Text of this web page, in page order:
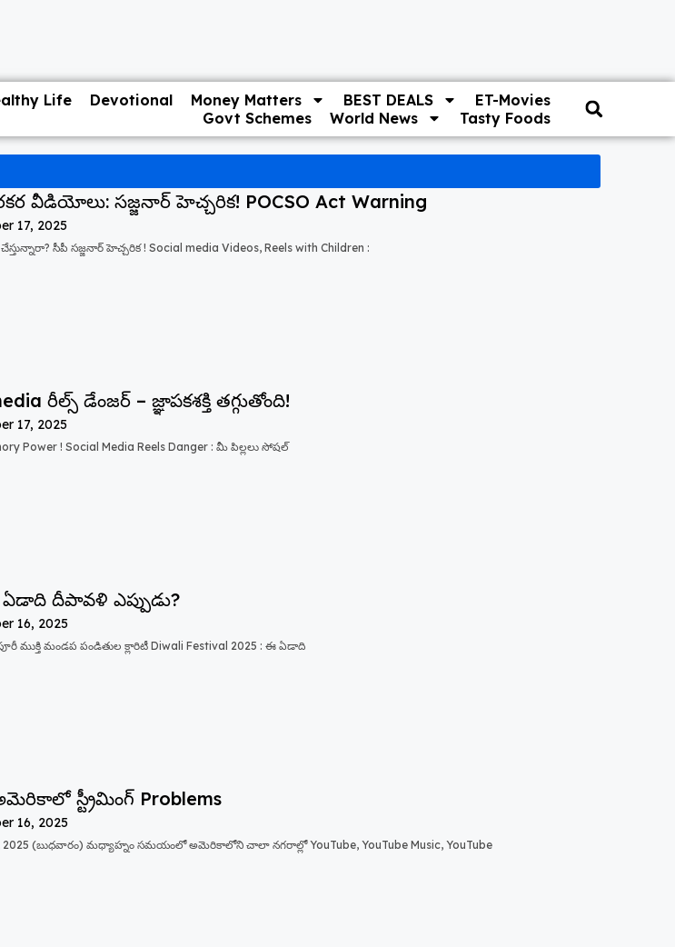
Life Devotional Money Matters BEST DEALS
ET-Movies
Govt Schemes
World News Tasty Foods
వీడియోలు: సజ్జనార్ హెచ్చరిక! POCSO Act Warning
17, 2025
సీపీ సజ్జనార్ హెచ్చరిక ! Social media Videos, Reels with Children :
రీల్స్ డేంజర్ – జ్ఞాపకశక్తి తగ్గుతోంది!
17, 2025
Power ! Social Media Reels Danger : మీ పిల్లలు సోషల్
దీపావళి ఎప్పుడు?
16, 2025
మండప పండితుల క్లారిటీ Diwali Festival 2025 : ఈ ఏడాది
స్ట్రీమింగ్ Problems
16, 2025
2025 (బుధవారం) మధ్యాహ్నం సమయంలో అమెరికాలోని చాలా నగరాల్లో YouTube, YouTube Music, YouTube